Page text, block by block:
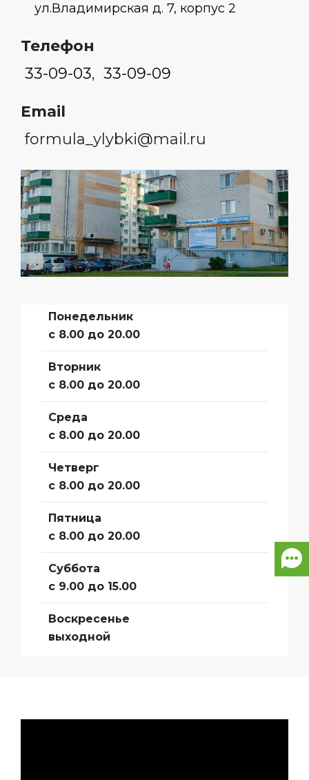
ул.Владимирская д. 7, корпус 2
Телефон
33-09-03, 33-09-09
Email
formula_ylybki@mail.ru
Понедельник
с 8.00 до 20.00
Вторник
с 8.00 до 20.00
Среда
с 8.00 до 20.00
Четверг
с 8.00 до 20.00
Пятница
с 8.00 до 20.00
Суббота
с 9.00 до 15.00
Воскресенье
выходной